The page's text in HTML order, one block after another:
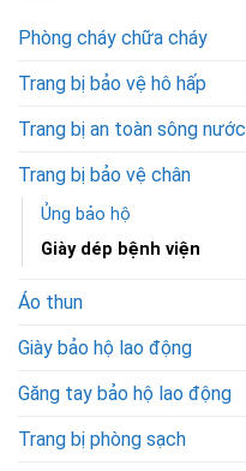
Phòng cháy chữa cháy
Trang bị bảo vệ hô hấp
Trang bị an toàn sông nước
Trang bị bảo vệ chân
Ủng bảo hộ
Giày dép bệnh viện
Áo thun
Giày bảo hộ lao động
Găng tay bảo hộ lao động
Trang bị phòng sạch